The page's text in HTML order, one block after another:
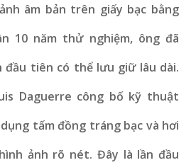
âm bản trên giấy bạc bằng
10 năm thử nghiệm, ông đã
đầu tiên có thể lưu giữ lâu dài.
Daguerre công bố kỹ thuật
tấm đồng tráng bạc và hơi
ảnh rõ nét. Đây là lần đầu